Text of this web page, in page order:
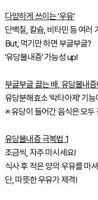
다양하게 쓰이는 '우유'
단백질, 칼슘, 비타민 등 여러
But, 먹기만 하면 부글부글?
'유당불내증' 가능성 up!
부글부글 끓는 배, 유당불내
유당분해효소 '락타아제' 기
※ 유당이 들어간 음식은 모두
유당불내증 극복법 1
조금씩, 자주 마시세요!
식사 후 적은 양의 우유를 마
단, 따뜻한 우유가 제격!